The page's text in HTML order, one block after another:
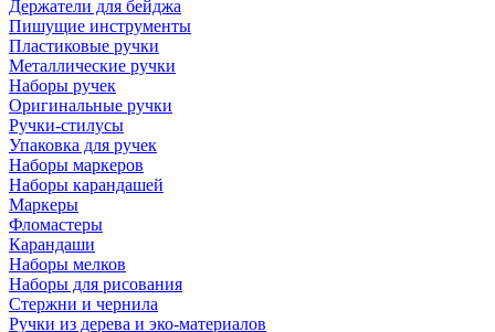
Держатели для бейджа
Пишущие инструменты
Пластиковые ручки
Металлические ручки
Наборы ручек
Оригинальные ручки
Ручки-стилусы
Упаковка для ручек
Наборы маркеров
Наборы карандашей
Маркеры
Фломастеры
Карандаши
Наборы мелков
Наборы для рисования
Стержни и чернила
Ручки из дерева и эко-материалов